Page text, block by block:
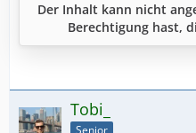
Der Inhalt kann nicht
Berechtigung hast,
Tobi_
Senior